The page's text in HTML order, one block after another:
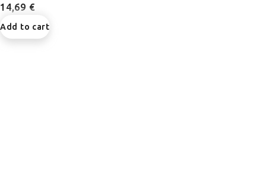
14,69 €
Add to cart